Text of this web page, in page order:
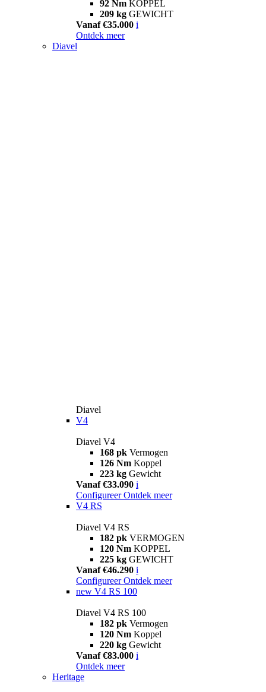
92 Nm KOPPEL
209 kg GEWICHT
Vanaf €35.000 i
Ontdek meer
Diavel
Diavel
V4
Diavel V4
168 pk Vermogen
126 Nm Koppel
223 kg Gewicht
Vanaf €33.090 i
Configureer Ontdek meer
V4 RS
Diavel V4 RS
182 pk VERMOGEN
120 Nm KOPPEL
225 kg GEWICHT
Vanaf €46.290 i
Configureer Ontdek meer
new V4 RS 100
Diavel V4 RS 100
182 pk Vermogen
120 Nm Koppel
220 kg Gewicht
Vanaf €83.000 i
Ontdek meer
Heritage